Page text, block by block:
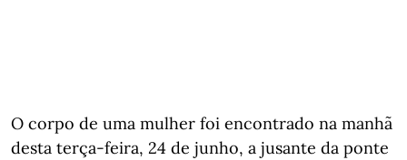
O corpo de uma mulher foi encontrado na manhã
desta terça-feira, 24 de junho, a jusante da ponte